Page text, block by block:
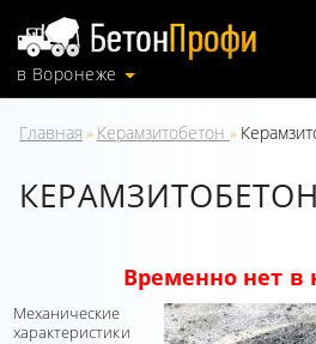
в Воронеже
Главная » Керамзитобетон »
Временно нет в
Механические
характеристики